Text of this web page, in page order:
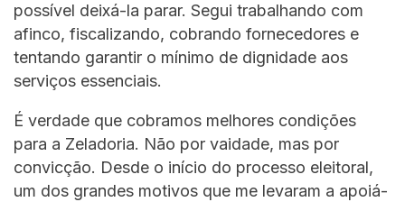
possível deixá-la parar. Segui trabalhando com
afinco, fiscalizando, cobrando fornecedores e
tentando garantir o mínimo de dignidade aos
serviços essenciais.
É verdade que cobramos melhores condições
para a Zeladoria. Não por vaidade, mas por
convicção. Desde o início do processo eleitoral,
um dos grandes motivos que me levaram a apoiá-